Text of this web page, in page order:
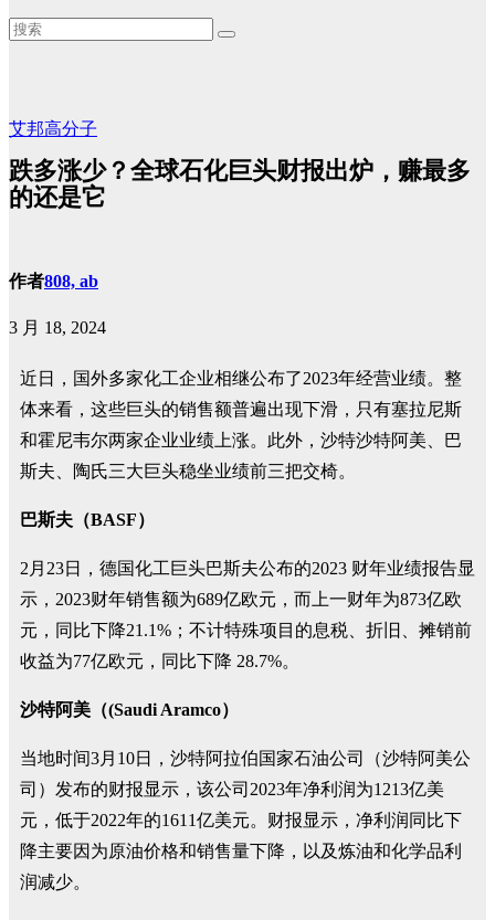
艾邦高分子
跌多涨少？全球石化巨头财报出炉，赚最多
的还是它
作者808, ab
3 月 18, 2024
近日，国外多家化工企业相继公布了2023年经营业绩。整
体来看，这些巨头的销售额普遍出现下滑，只有塞拉尼斯
和霍尼韦尔两家企业业绩上涨。此外，沙特沙特阿美、巴
斯夫、陶氏三大巨头稳坐业绩前三把交椅。
巴斯夫（BASF）
2月23日，德国化工巨头巴斯夫公布的2023 财年业绩报告显
示，2023财年销售额为689亿欧元，而上一财年为873亿欧
元，同比下降21.1%；不计特殊项目的息税、折旧、摊销前
收益为77亿欧元，同比下降 28.7%。
沙特阿美（(Saudi Aramco）
当地时间3月10日，沙特阿拉伯国家石油公司（沙特阿美公
司）发布的财报显示，该公司2023年净利润为1213亿美
元，低于2022年的1611亿美元。财报显示，净利润同比下
降主要因为原油价格和销售量下降，以及炼油和化学品利
润减少。